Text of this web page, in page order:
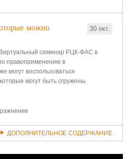
можно
30 окт.
семинар РЦК-ФАС в
правоприменению в
могут воспользоваться
могут быть сгружены.
ДОПОЛНИТЕЛЬНОЕ СОДЕРЖАНИЕ